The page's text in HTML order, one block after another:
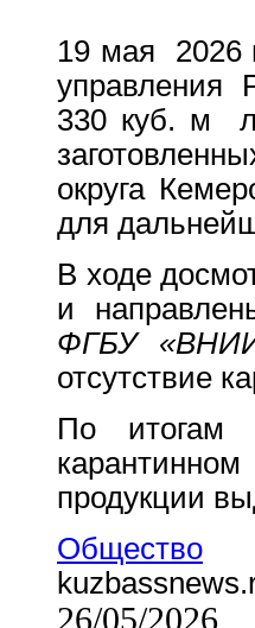
19 мая 2026
управления
330 куб. м
округа
для
В ходе
и
ФГБУ
отсутствие
По итогам
продукции
Общество
26/05/2026